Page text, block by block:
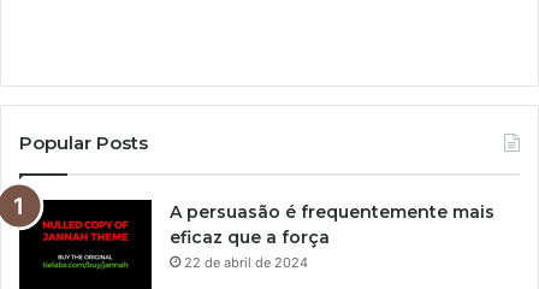
Popular Posts
A persuasão é frequentemente mais
eficaz que a força
22 de abril de 2024